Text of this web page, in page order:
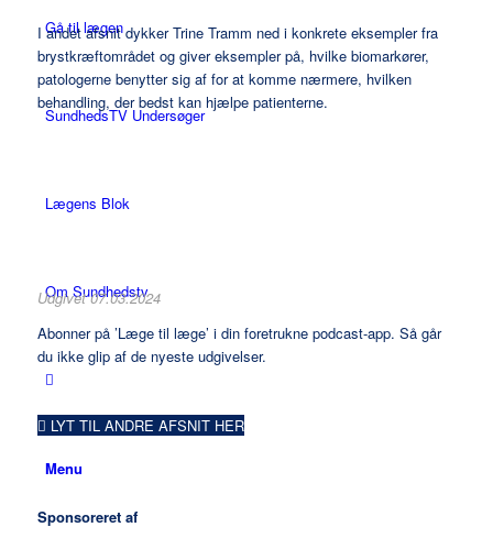
Gå til lægen
SundhedsTV Undersøger
Lægens Blok
Om Sundhedstv
Menu
I andet afsnit dykker Trine Tramm ned i konkrete eksempler fra
brystkræftområdet og giver eksempler på, hvilke biomarkører,
patologerne benytter sig af for at komme nærmere, hvilken
behandling, der bedst kan hjælpe patienterne.
Udgivet 07.03.2024
Abonner på ’Læge til læge’ i din foretrukne podcast-app. Så går
du ikke glip af de nyeste udgivelser.
LYT TIL ANDRE AFSNIT HER
Sponsoreret af